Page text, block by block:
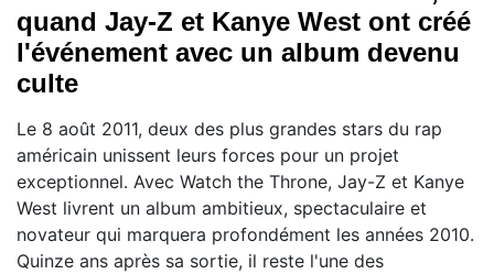
quand Jay-Z et Kanye West ont créé
l'événement avec un album devenu
culte
Le 8 août 2011, deux des plus grandes stars du rap
américain unissent leurs forces pour un projet
exceptionnel. Avec Watch the Throne, Jay-Z et Kanye
West livrent un album ambitieux, spectaculaire et
novateur qui marquera profondément les années 2010.
Quinze ans après sa sortie, il reste l'une des